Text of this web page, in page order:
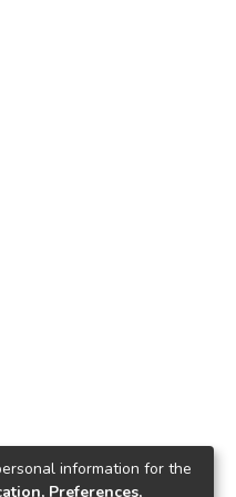
information for the
Preferences,